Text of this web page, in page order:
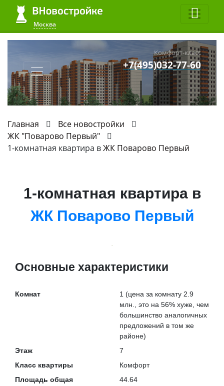
Москва
Комфорт-класс
+7(495)032-77-60
Главная
Все новостройки
ЖК "Поварово Первый"
1-комнатная квартира вЖК Поварово Первый
1-комнатная квартира в
ЖК Поварово Первый
Основные характеристики
Комнат 1 (цена за комнату 2.9
млн., это на 56% хуже , чем
большинство аналогичных
предложений в том же
районе)
Этаж
7
Класс квартиры
Комфорт
Площадь общая
44.64